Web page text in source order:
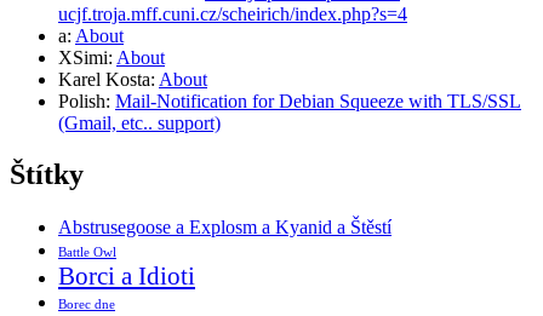
ucjf.troja.mff.cuni.cz/scheirich/index.php?s=4
a: About
XSimi: About
Karel Kosta: About
Polish: Mail-Notification for Debian Squeeze with TLS/SSL
(Gmail, etc.. support)
Štítky
Abstrusegoose a Explosm a Kyanid a Štěstí
Battle Owl
Borci a Idioti
Borec dne